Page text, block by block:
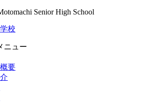
Senior High School
ニュー
要